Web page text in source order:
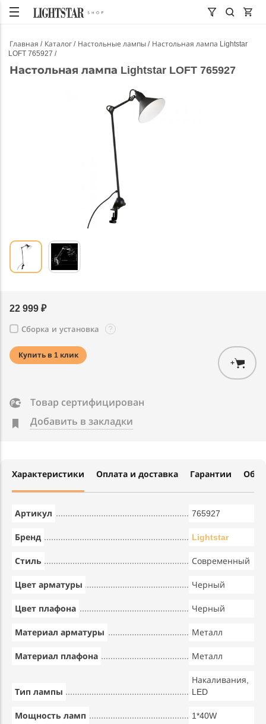
Главная Каталог Настольные лампы
Настольная лампа Lightstar
LOFT 765927
Настольная лампа Lightstar LOFT 765927
22 999 ₽
Сборка и установка ?
+
Купить в 1 клик
Товар сертифицирован
Добавить в закладки
Характеристики Оплата и доставка Гарантии
Артикул 765927
Бренд Lightstar
Стиль Современный
Цвет арматуры Черный
Цвет плафона Черный
Материал арматуры Металл
Материал плафона Металл
Тип лампы
Накаливания,
LED
Мощность ламп 1*40W